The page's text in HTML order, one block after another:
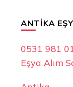
ANTIKA
0531 981
Eşya Alım